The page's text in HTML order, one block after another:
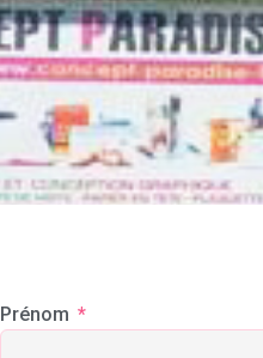
Prénom